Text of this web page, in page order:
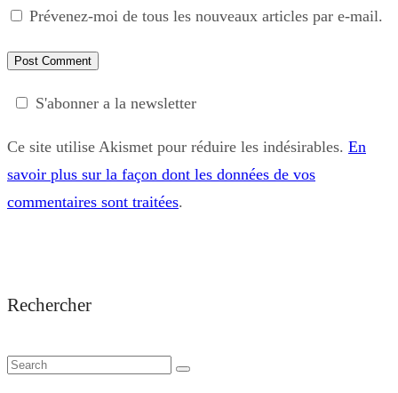
Prévenez-moi de tous les nouveaux articles par e-mail.
S'abonner a la newsletter
Ce site utilise Akismet pour réduire les indésirables. En
savoir plus sur la façon dont les données de vos
commentaires sont traitées.
Rechercher